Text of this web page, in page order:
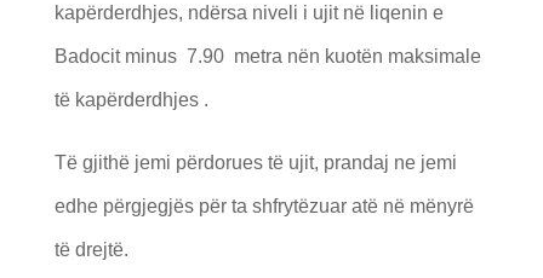
kapërderdhjes, ndërsa niveli i ujit në liqenin e
Badocit minus 7.90 metra nën kuotën maksimale
të kapërderdhjes .
Të gjithë jemi përdorues të ujit, prandaj ne jemi
edhe përgjegjës për ta shfrytëzuar atë në mënyrë
të drejtë.